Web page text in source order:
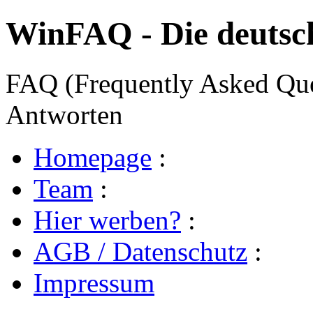
WinFAQ - Die
FAQ (Frequently Asked
Antworten
Homepage :
Team :
Hier werben? :
AGB / Datenschutz :
Impressum